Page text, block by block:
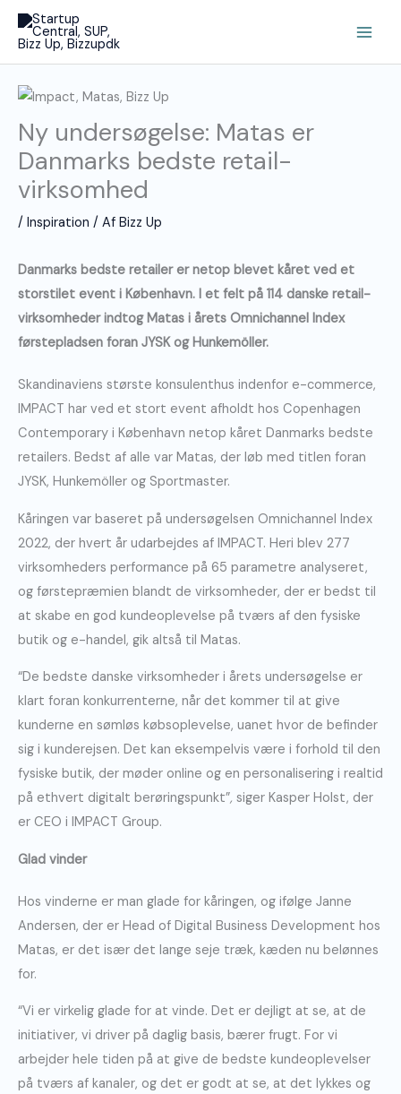
indholdet
Ny undersøgelse: Matas er
Danmarks bedste retail-
virksomhed
/ Inspiration / Af Bizz Up
Danmarks bedste retailer er netop blevet kåret ved et
storstilet event i København. I et felt på 114 danske retail-
virksomheder indtog Matas i årets Omnichannel Index
førstepladsen foran JYSK og Hunkemöller.
Skandinaviens største konsulenthus indenfor e-commerce,
IMPACT har ved et stort event afholdt hos Copenhagen
Contemporary i København netop kåret Danmarks bedste
retailers. Bedst af alle var Matas, der løb med titlen foran
JYSK, Hunkemöller og Sportmaster.
Kåringen var baseret på undersøgelsen Omnichannel Index
2022, der hvert år udarbejdes af IMPACT. Heri blev 277
virksomheders performance på 65 parametre analyseret,
og førstepræmien blandt de virksomheder, der er bedst til
at skabe en god kundeoplevelse på tværs af den fysiske
butik og e-handel, gik altså til Matas.
“De bedste danske virksomheder i årets undersøgelse er
klart foran konkurrenterne, når det kommer til at give
kunderne en sømløs købsoplevelse, uanet hvor de befinder
sig i kunderejsen. Det kan eksempelvis være i forhold til den
fysiske butik, der møder online og en personalisering i realtid
på ethvert digitalt berøringspunkt”, siger Kasper Holst, der
er CEO i IMPACT Group.
Glad vinder
Hos vinderne er man glade for kåringen, og ifølge Janne
Andersen, der er Head of Digital Business Development hos
Matas, er det især det lange seje træk, kæden nu belønnes
for.
“Vi er virkelig glade for at vinde. Det er dejligt at se, at de
initiativer, vi driver på daglig basis, bærer frugt. For vi
arbejder hele tiden på at give de bedste kundeoplevelser
på tværs af kanaler, og det er godt at se, at det lykkes og